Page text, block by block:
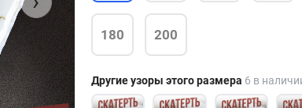
180 200
Другие узоры этого размера 6 в